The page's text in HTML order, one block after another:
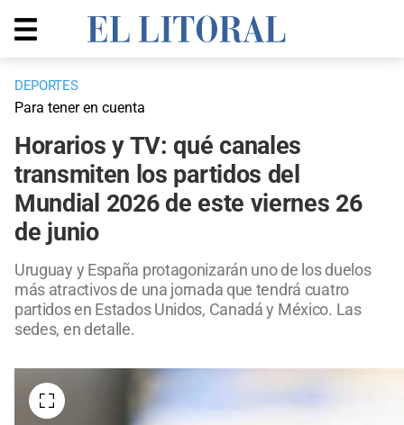
DEPORTES
Para tener en cuenta
Horarios y TV: qué canales
transmiten los partidos del
Mundial 2026 de este viernes 26
de junio
Uruguay y España protagonizarán uno de los duelos
más atractivos de una jornada que tendrá cuatro
partidos en Estados Unidos, Canadá y México. Las
sedes, en detalle.